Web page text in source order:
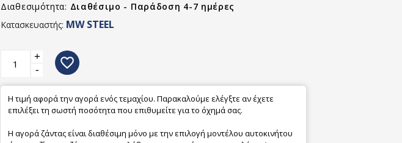
Διαθεσιμότητα: Διαθέσιμο - Παράδοση 4-7 ημέρες
Κατασκευαστής: MW STEEL
+
-
favorite_border
Η τιμή αφορά την αγορά ενός τεμαχίου. Παρακαλούμε ελέγξτε αν έχετε
επιλέξει τη σωστή ποσότητα που επιθυμείτε για το όχημά σας.
Η αγορά ζάντας είναι διαθέσιμη μόνο με την επιλογή μοντέλου αυτοκινήτου